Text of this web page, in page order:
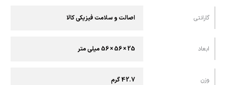
گارانتی اصالت و سلامت فیزیکی کالا
ابعاد 25 × 56 × 56 میلی متر
وزن 42.7 گرم